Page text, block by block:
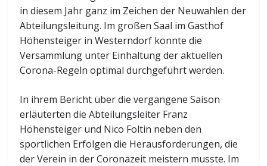
in diesem Jahr ganz im Zeichen der Neuwahlen der
Abteilungsleitung. Im großen Saal im Gasthof
Höhensteiger in Westerndorf konnte die
Versammlung unter Einhaltung der aktuellen
Corona-Regeln optimal durchgeführt werden.
In ihrem Bericht über die vergangene Saison
erläuterten die Abteilungsleiter Franz
Höhensteiger und Nico Foltin neben den
sportlichen Erfolgen die Herausforderungen, die
der Verein in der Coronazeit meistern musste. Im